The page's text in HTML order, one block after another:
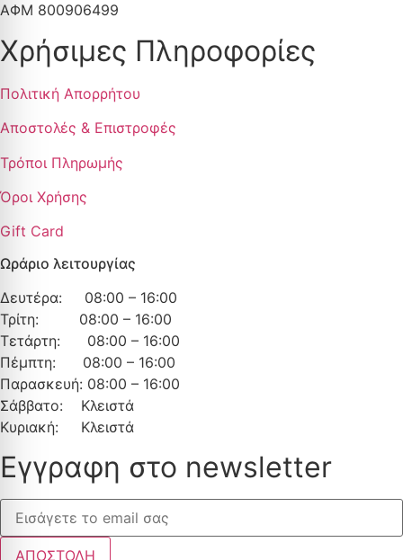
ΑΦΜ 800906499
Χρήσιμες Πληροφορίες
Πολιτική Απορρήτου
Αποστολές & Επιστροφές
Τρόποι Πληρωμής
Όροι Χρήσης
Gift Card
Ωράριο λειτουργίας
Δευτέρα: 08:00 – 16:00
Τρίτη: 08:00 – 16:00
Τετάρτη: 08:00 – 16:00
Πέμπτη: 08:00 – 16:00
Παρασκευή: 08:00 – 16:00
Σάββατο: Κλειστά
Κυριακή: Κλειστά
Εγγραφη στο newsletter
ΑΠΟΣΤΟΛΗ